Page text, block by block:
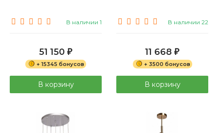
В наличии 1
51 150 ₽
+ 15345 бонусов
В корзину
В наличии 22
11 668 ₽
+ 3500 бонусов
В корзину